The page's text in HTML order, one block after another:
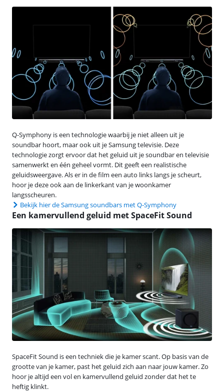
Q-Symphony is een technologie waarbij je niet alleen uit je
soundbar hoort, maar ook uit je Samsung televisie. Deze
technologie zorgt ervoor dat het geluid uit je soundbar en televisie
samenwerkt en één geheel vormt. Dit geeft een realistische
geluidsweergave. Als er in de film een auto links langs je scheurt,
hoor je deze ook aan de linkerkant van je woonkamer
langsscheuren.
Bekijk hier de Samsung soundbars met Q-Symphony
Een kamervullend geluid met SpaceFit Sound
SpaceFit Sound is een techniek die je kamer scant. Op basis van de
grootte van je kamer, past het geluid zich aan naar jouw kamer. Zo
hoor je altijd een vol en kamervullend geluid zonder dat het te
heftig klinkt.